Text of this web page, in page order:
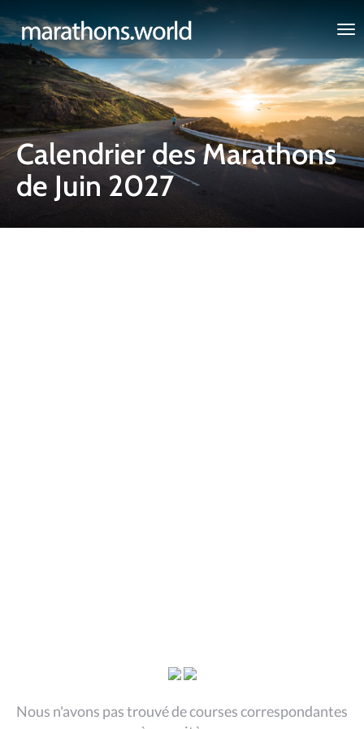
marathons.world
Calendrier des Marathons
de Juin 2027
Nous n'avons pas trouvé de courses correspondantes